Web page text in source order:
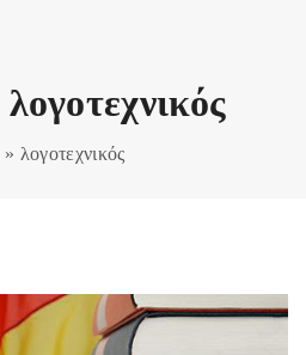
λογοτεχνικός
» λογοτεχνικός